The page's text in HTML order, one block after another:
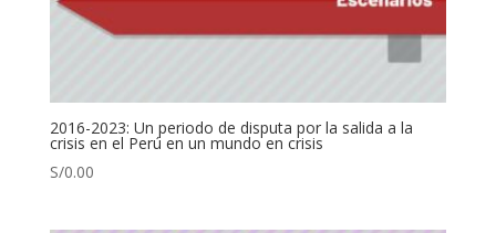
2016-2023: Un periodo de disputa por la salida a la
crisis en el Perú en un mundo en crisis
S/0.00